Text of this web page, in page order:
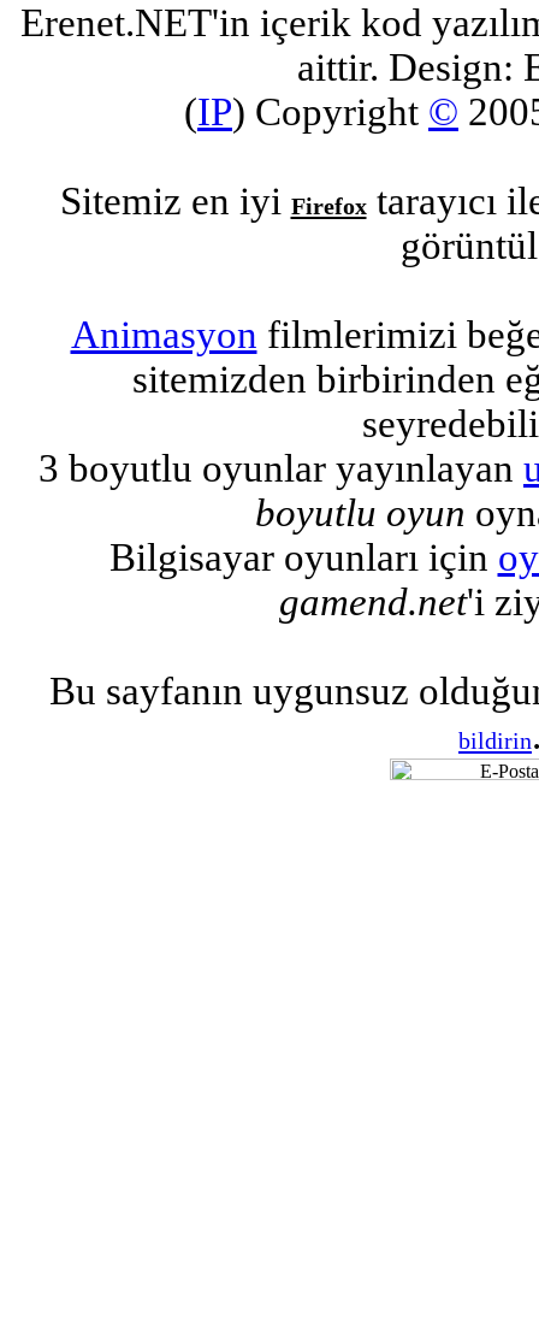
Erenet.NET'in içerik kod
aittir. Design:
(IP) Copyright ©
Sitemiz en iyi Firefoxtarayıcı
Animasyon filmlerimizi
sitemizden birbirinden
3 boyutlu oyunlar yayınlayan
boyutlu oyun
Bilgisayar oyunları için
gamend.net'i
Bu sayfanın uygunsuz
bildirin